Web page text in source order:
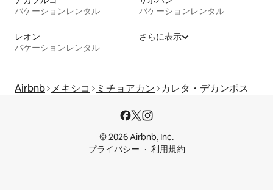
バケーションレンタル
バケーションレンタル
レオン
バケーションレンタル
さらに表示
Airbnb メキシコ ミチョアカン カレタ・デカンポス
© 2026 Airbnb, Inc.
プライバシー
利用規約